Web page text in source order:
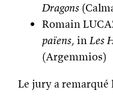
Dragons
Romain
païens, inLes
(Argemmios)
Le jury a remarqué